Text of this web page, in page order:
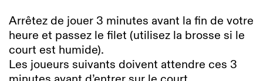
Arrêtez de jouer 3 minutes avant la fin de votre
heure et passez le filet (utilisez la brosse si le
court est humide).
Les joueurs suivants doivent attendre ces 3